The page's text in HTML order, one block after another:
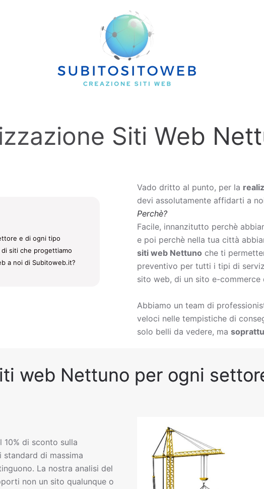
Siti Web
e di ogni tipo
siti che progettiamo
a noi di Subitoweb.it?
Vado dritto al punto, per la
devi assolutamente affidarti a
Perchè?
Facile, innanzitutto perchè
e poi perchè nella tua città
siti web Nettuno che ti
preventivo per tutti i tipi di
sito web, di un sito e-
Abbiamo un team di
veloci nelle tempistiche di
solo belli da vedere, ma
web Nettuno per ogni
di sconto sulla
standard di massima
La nostra analisi del
non un sito qualunque o